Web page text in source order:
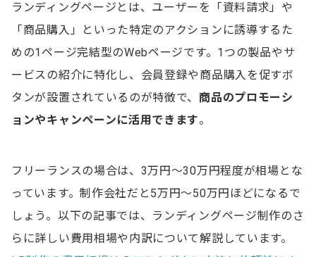
ランディングページとは、ユーザーを「資料請求」や
「商品購入」といった特定のアクションに誘導するた
めの1ページ完結型のWebページです。1つの製品やサ
ービスの紹介に特化し、会員登録や商品購入を促すボ
タンが設置されているのが特徴で、 商品のプロモーシ
ョンやキャンペーンに活用できます。
フリーランスの場合は、3万円～30万円程度が相場とな
っています。制作会社だと5万円～50万円ほどになるで
しょう。以下の記事では、ランディングページ制作のさ
らに詳しい費用相場や内訳について解説しています。